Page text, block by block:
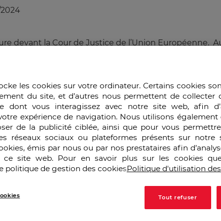
devant la Cour de Justice de l’Union Européenne.
de l’offensive contre la demande d’AMM du
face à une manœuvre adverse visant à contrarier
Paris (APHP) a découvert un traitement à base
a cédé les droits d’exploitation aux Laboratoires
marque Orphacol. Grâce à ce traitement, les
ont en plus une vie normale, celui-ci n’ayant pas
dont 16 français, qui ne sont plus condamnés à
le 30 octobre 2009, une demande européenne
ans et un marché potentiel de 10 millions d’euros
les cookies sur votre ordinateur. Certains cookies
du site, et d’autres nous permettent de collecter
dont vous interagissez avec notre site web, afin
expérience de navigation. Nous utilisons
de la publicité ciblée, ainsi que pour vous
réseaux sociaux ou plateformes présents sur notre
émis par nous ou par nos prestataires afin
ce site web. Pour en savoir plus sur les cookies
politique de gestion des cookiesPolitique d'utilisation
Tout refuser